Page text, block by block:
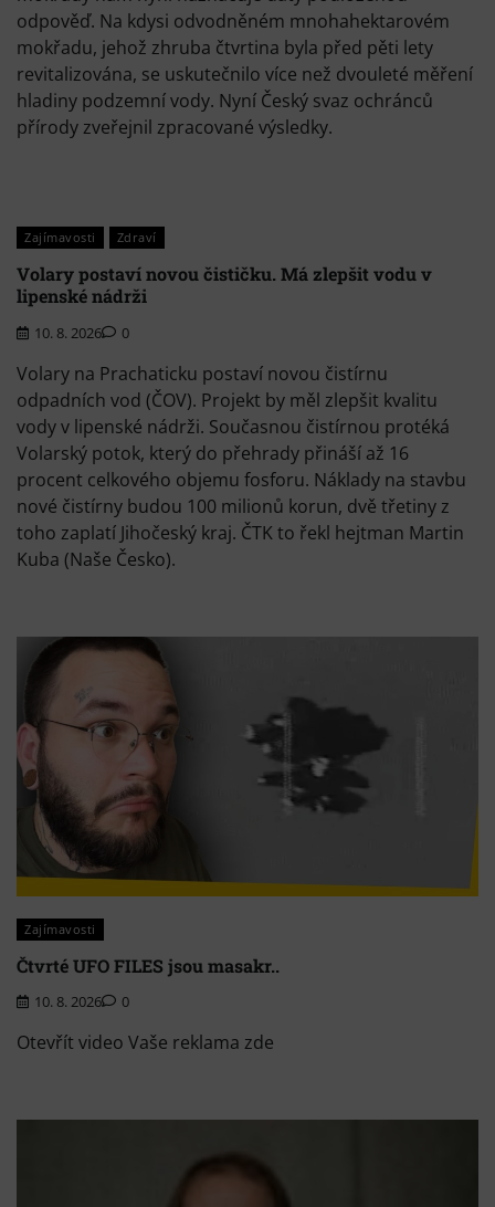
odpověď. Na kdysi odvodněném mnohahektarovém
mokřadu, jehož zhruba čtvrtina byla před pěti lety
revitalizována, se uskutečnilo více než dvouleté měření
hladiny podzemní vody. Nyní Český svaz ochránců
přírody zveřejnil zpracované výsledky.
Zajímavosti Zdraví
Volary postaví novou čističku. Má zlepšit vodu v
lipenské nádrži
10. 8. 2026 0
Volary na Prachaticku postaví novou čistírnu
odpadních vod (ČOV). Projekt by měl zlepšit kvalitu
vody v lipenské nádrži. Současnou čistírnou protéká
Volarský potok, který do přehrady přináší až 16
procent celkového objemu fosforu. Náklady na stavbu
nové čistírny budou 100 milionů korun, dvě třetiny z
toho zaplatí Jihočeský kraj. ČTK to řekl hejtman Martin
Kuba (Naše Česko).
Zajímavosti
Čtvrté UFO FILES jsou masakr..
10. 8. 2026 0
Otevřít video Vaše reklama zde